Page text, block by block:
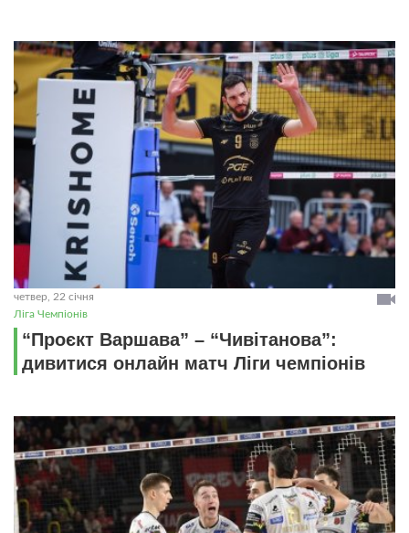
четвер, 22 січня
Ліга Чемпіонів
“Проєкт Варшава” – “Чивітанова”:
дивитися онлайн матч Ліги чемпіонів